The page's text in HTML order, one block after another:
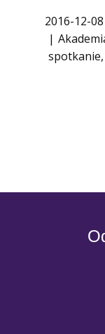
2016-12-08
spotkanie,